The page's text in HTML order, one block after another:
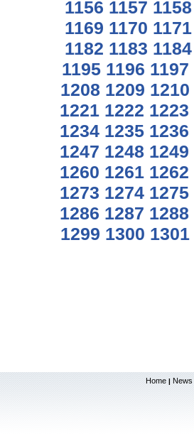
1156 1157 1158
1169 1170 1171
1182 1183 1184
1195 1196 1197
1208 1209 1210
1221 1222 1223
1234 1235 1236
1247 1248 1249
1260 1261 1262
1273 1274 1275
1286 1287 1288
1299 1300 1301
Home | News